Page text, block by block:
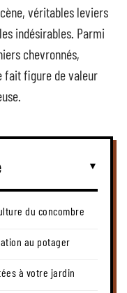
véritables leviers
indésirables. Parmi
chevronnés,
fait figure de valeur
du concombre
au potager
à votre jardin